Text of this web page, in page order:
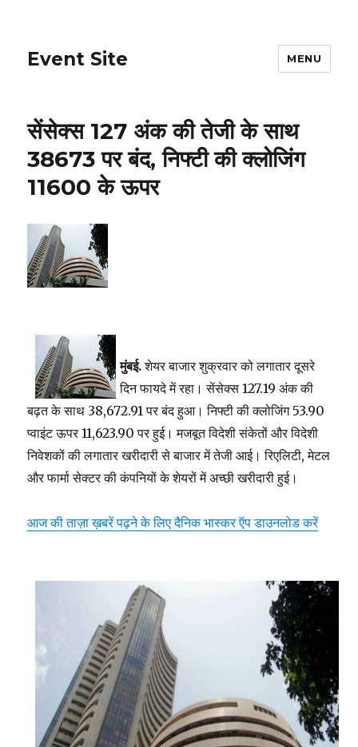
Event Site MENU
सेंसेक्स 127 अंक की तेजी के साथ
38673 पर बंद, निफ्टी की क्लोजिंग
11600 के ऊपर
मुंबई.शेयर बाजार शुक्रवार को लगातार दूसरे
दिन फायदे में रहा। सेंसेक्स 127.19 अंक की
बढ़त के साथ 38,672.91 पर बंद हुआ। निफ्टी की क्लोजिंग 53.90
प्वाइंट ऊपर 11,623.90 पर हुई। मजबूत विदेशी संकेतों और विदेशी
निवेशकों की लगातार खरीदारी से बाजार में तेजी आई। रिएलिटी, मेटल
और फार्मा सेक्टर की कंपनियों के शेयरों में अच्छी खरीदारी हुई।
आज की ताज़ा ख़बरें पढ़ने के लिए दैनिक भास्कर ऍप डाउनलोड करें